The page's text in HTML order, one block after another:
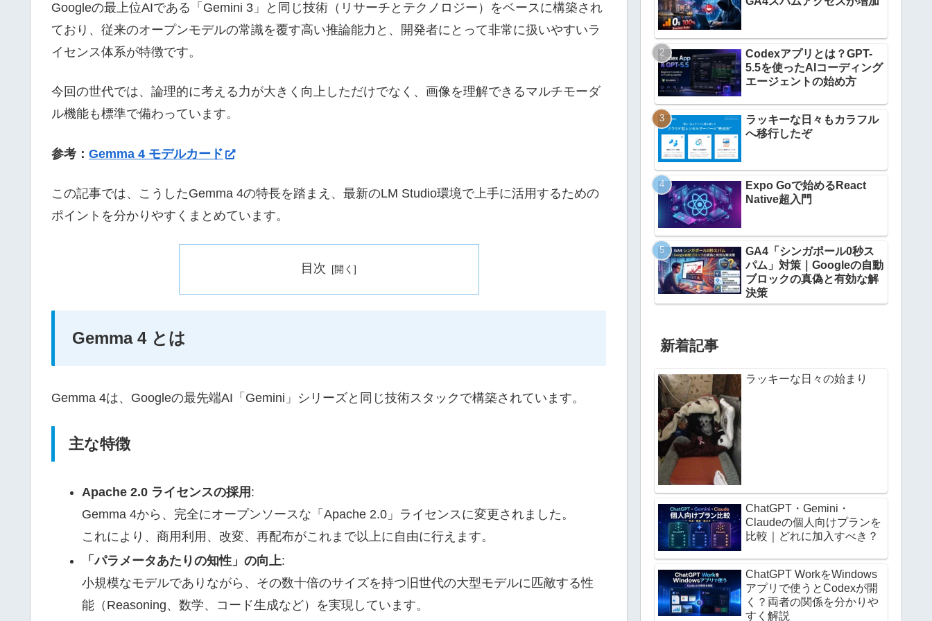
Googleの最上位AIである「Gemini 3」と同じ技術（リサーチとテクノロジー）をベースに構築され
ており、従来のオープンモデルの常識を覆す高い推論能力と、開発者にとって非常に扱いやすいラ
イセンス体系が特徴です。
今回の世代では、論理的に考える力が大きく向上しただけでなく、画像を理解できるマルチモーダ
ル機能も標準で備わっています。
参考： Gemma 4 モデルカード
この記事では、こうしたGemma 4の特長を踏まえ、最新のLM Studio環境で上手に活用するための
ポイントを分かりやすくまとめています。
目次
Gemma 4 とは
Gemma 4は、Googleの最先端AI「Gemini」シリーズと同じ技術スタックで構築されています。
主な特徴
Apache 2.0 ライセンスの採用 :
Gemma 4から、完全にオープンソースな「Apache 2.0」ライセンスに変更されました。
これにより、商用利用、改変、再配布がこれまで以上に自由に行えます。
「パラメータあたりの知性」の向上:
小規模なモデルでありながら、その数十倍のサイズを持つ旧世代の大型モデルに匹敵する性
能（Reasoning、数学、コード生成など）を実現しています。
Codexアプリとは？GPT-
5.5を使ったAIコーディング
エージェントの始め方
ラッキーな日々もカラフル
へ移行したぞ
Expo Goで始めるReact
Native超入門
GA4「シンガポール0秒ス
パム」対策｜Googleの自動
ブロックの真偽と有効な解
決策
新着記事
ラッキーな日々の始まり
ChatGPT・Gemini・
Claudeの個人向けプランを
比較｜どれに加入すべき？
ChatGPT WorkをWindows
アプリで使うとCodexが開
く？両者の関係を分かりや
すく解説